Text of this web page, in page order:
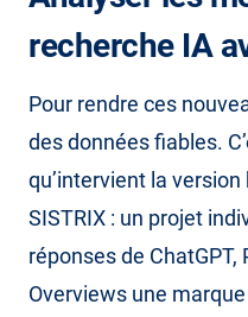
recherche IA
Pour rendre ces
des données fiables.
qu’intervient la
SISTRIX : un projet
réponses de
Overviews une